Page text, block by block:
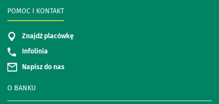
POMOC I KONTAKT
Znajdź placówkę
Infolinia
Napisz do nas
O BANKU